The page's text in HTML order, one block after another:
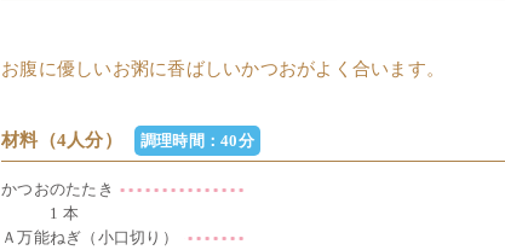
お腹に優しいお粥に香ばしいかつおがよく合います。
材料（4人分） 調理時間：40分
かつおのたたき
1 本
Ａ万能ねぎ（小口切り）